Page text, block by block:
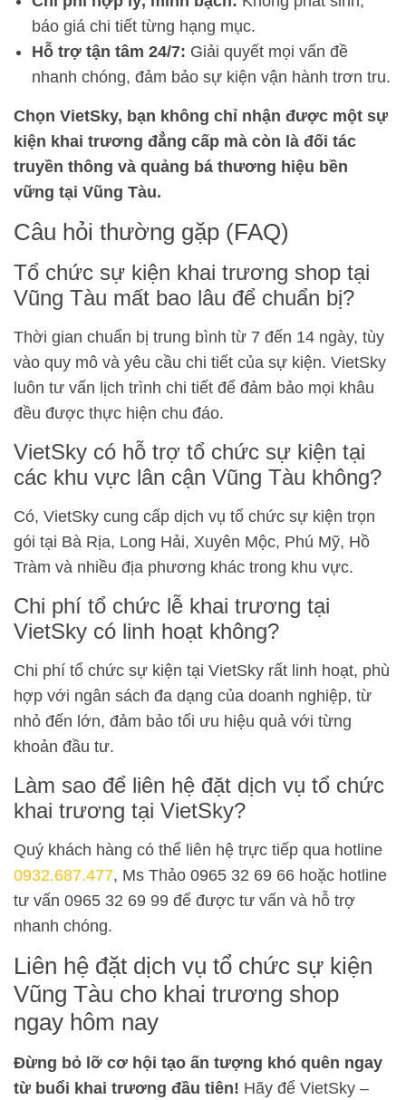
báo giá chi tiết từng hạng mục.
Hỗ trợ tận tâm 24/7: Giải quyết mọi vấn đề
nhanh chóng, đảm bảo sự kiện vận hành trơn tru.
Chọn VietSky, bạn không chỉ nhận được một sự
kiện khai trương đẳng cấp mà còn là đối tác
truyền thông và quảng bá thương hiệu bền
vững tại Vũng Tàu.
Câu hỏi thường gặp (FAQ)
Tổ chức sự kiện khai trương shop tại
Vũng Tàu mất bao lâu để chuẩn bị?
Thời gian chuẩn bị trung bình từ 7 đến 14 ngày, tùy
vào quy mô và yêu cầu chi tiết của sự kiện. VietSky
luôn tư vấn lịch trình chi tiết để đảm bảo mọi khâu
đều được thực hiện chu đáo.
VietSky có hỗ trợ tổ chức sự kiện tại
các khu vực lân cận Vũng Tàu không?
Có, VietSky cung cấp dịch vụ tổ chức sự kiện trọn
gói tại Bà Rịa, Long Hải, Xuyên Mộc, Phú Mỹ, Hồ
Tràm và nhiều địa phương khác trong khu vực.
Chi phí tổ chức lễ khai trương tại
VietSky có linh hoạt không?
Chi phí tổ chức sự kiện tại VietSky rất linh hoạt, phù
hợp với ngân sách đa dạng của doanh nghiệp, từ
nhỏ đến lớn, đảm bảo tối ưu hiệu quả với từng
khoản đầu tư.
Làm sao để liên hệ đặt dịch vụ tổ chức
khai trương tại VietSky?
Quý khách hàng có thể liên hệ trực tiếp qua hotline
0932.687.477, Ms Thảo 0965 32 69 66 hoặc hotline
tư vấn 0965 32 69 99 để được tư vấn và hỗ trợ
nhanh chóng.
Liên hệ đặt dịch vụ tổ chức sự kiện
Vũng Tàu cho khai trương shop
ngay hôm nay
Đừng bỏ lỡ cơ hội tạo ấn tượng khó quên ngay
từ buổi khai trương đầu tiên! Hãy để VietSky –